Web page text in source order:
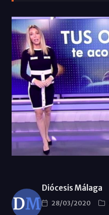
Diócesis Málaga
28/03/2020